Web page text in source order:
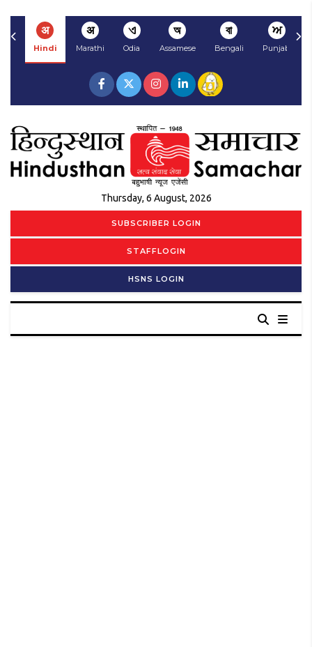
अ
Hindi
अ
Marathi
ଏ
Odia
অ
Assamese
বা
Bengali
ਅ
Punjabi
Thursday, 6 August, 2026
SUBSCRIBER LOGIN
STAFFLOGIN
HSNS LOGIN